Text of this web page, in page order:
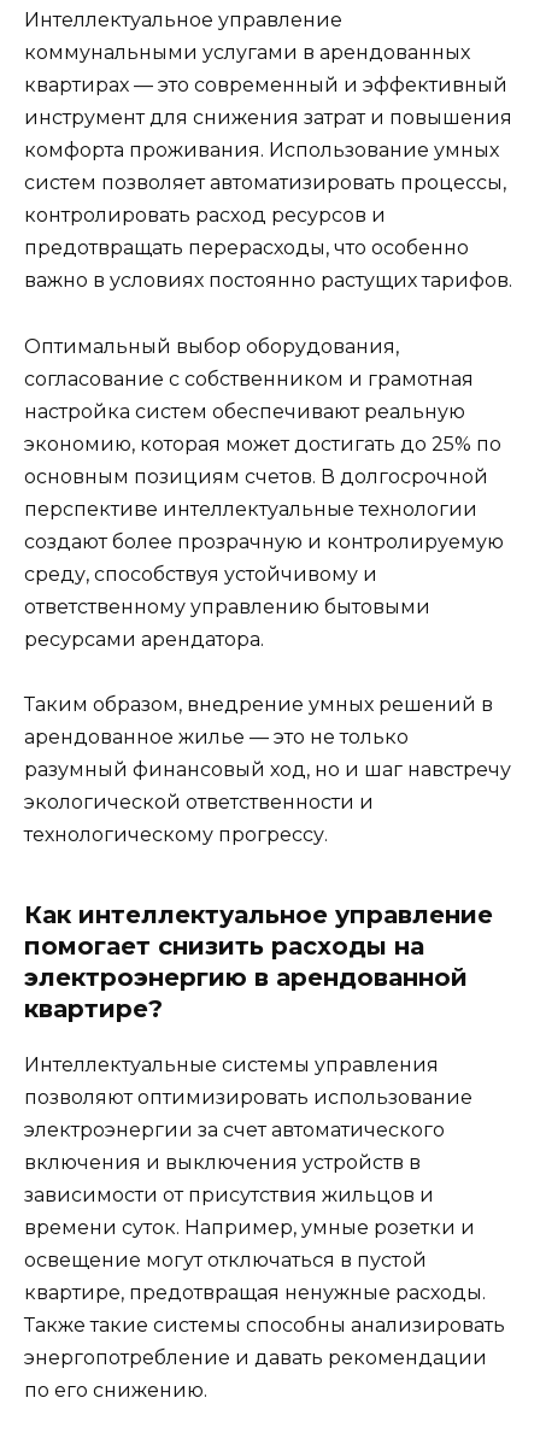
Интеллектуальное управление
коммунальными услугами в арендованных
квартирах — это современный и эффективный
инструмент для снижения затрат и повышения
комфорта проживания. Использование умных
систем позволяет автоматизировать процессы,
контролировать расход ресурсов и
предотвращать перерасходы, что особенно
важно в условиях постоянно растущих тарифов.
Оптимальный выбор оборудования,
согласование с собственником и грамотная
настройка систем обеспечивают реальную
экономию, которая может достигать до 25% по
основным позициям счетов. В долгосрочной
перспективе интеллектуальные технологии
создают более прозрачную и контролируемую
среду, способствуя устойчивому и
ответственному управлению бытовыми
ресурсами арендатора.
Таким образом, внедрение умных решений в
арендованное жилье — это не только
разумный финансовый ход, но и шаг навстречу
экологической ответственности и
технологическому прогрессу.
Как интеллектуальное управление
помогает снизить расходы на
электроэнергию в арендованной
квартире?
Интеллектуальные системы управления
позволяют оптимизировать использование
электроэнергии за счет автоматического
включения и выключения устройств в
зависимости от присутствия жильцов и
времени суток. Например, умные розетки и
освещение могут отключаться в пустой
квартире, предотвращая ненужные расходы.
Также такие системы способны анализировать
энергопотребление и давать рекомендации
по его снижению.